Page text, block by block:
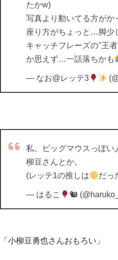
たかw)
写真より動いてる方がか
座り方がちょっと…脚少
キャッチフレーズの"王
か思えず…一話落ちかも
— なお@レッテ3
私、ビッグマウスっぽい
柳豆さんとか。
(レッテ1の推しは
だっ
— はるこ 🐿
「小柳豆勇也さんおもろい」